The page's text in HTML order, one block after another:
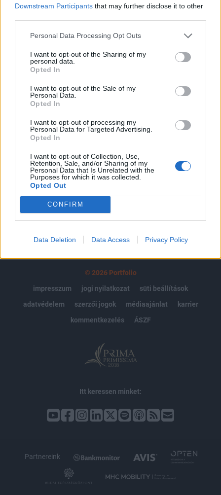
Downstream Participants that may further disclose it to other
Personal Data Processing Opt Outs
I want to opt-out of the Sharing of my
personal data.
Opted In
I want to opt-out of the Sale of my
Personal Data.
Opted In
I want to opt-out of processing my
Personal Data for Targeted Advertising.
Opted In
I want to opt-out of Collection, Use,
Retention, Sale, and/or Sharing of my
Personal Data that Is Unrelated with the
Purposes for which it was collected.
Opted Out
CONFIRM
Data Deletion Data Access Privacy Policy
cégeket felkészítsük erre – emelte...
KEDVES OLVASÓNK!
A keresett cikk a portfolio.hu hírarchívumához
tartozik, melynek olvasása előfizetéses
Az előfizetés a következőket tartalmazza:
Portfolio.hu teljes cikkarchívum
Kötéslisták: BÉT elmúlt 2 év napon belüli
kötéslistái
Előfizetés
MÁR ELŐFIZETŐNK VAGY?BEJELENTKEZÉS
© 2026 Portfolio
impresszum
jogi nyilatkozat
süti beállítások
adatvédelem
szerzői jogok médiaajánlat
karrier
kommentkezelés
ÁSZF
Itt keressen minket:
Partnereink